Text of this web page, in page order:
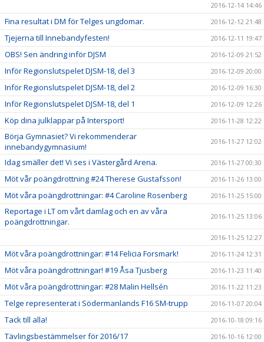
2016-12-14 14:46
Fina resultat i DM för Telges ungdomar. 2016-12-12 21:48
Tjejerna till Innebandyfesten! 2016-12-11 19:47
OBS! Sen ändring inför DJSM 2016-12-09 21:52
Inför Regionslutspelet DJSM-18, del 3 2016-12-09 20:00
Inför Regionslutspelet DJSM-18, del 2 2016-12-09 16:30
Inför Regionslutspelet DJSM-18, del 1 2016-12-09 12:26
Köp dina julklappar på Intersport! 2016-11-28 12:22
Börja Gymnasiet? Vi rekommenderar
innebandygymnasium!
2016-11-27 12:02
Idag smäller det! Vi ses i Västergård Arena. 2016-11-27 00:30
Möt vår poängdrottning #24 Therese Gustafsson! 2016-11-26 13:00
Möt våra poängdrottningar: #4 Caroline Rosenberg 2016-11-25 15:00
Reportage i LT om vårt damlag och en av våra
poängdrottningar.
2016-11-25 13:06
2016-11-25 12:27
Möt våra poängdrottningar: #14 Felicia Forsmark! 2016-11-24 12:31
Möt våra poängdrottningar! #19 Åsa Tjusberg 2016-11-23 11:40
Möt våra poängdrottningar: #28 Malin Hellsén 2016-11-22 11:23
Telge representerat i Södermanlands F16 SM-trupp 2016-11-07 20:04
Tack till alla! 2016-10-18 09:16
Tävlingsbestämmelser för 2016/17 2016-10-16 12:00